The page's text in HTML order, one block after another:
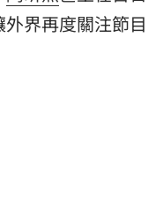
界再度關注節目